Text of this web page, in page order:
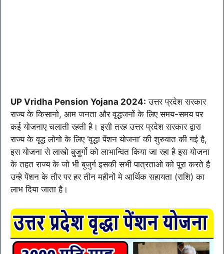
UP Vridha Pension Yojana 2024: उत्तर प्रदेश सरकार
राज्य के किसानो, आम जनता और वृद्धजनों के लिए समय-समय पर
कई योजनाए चलाती रहती है। इसी तरह उत्तर प्रदेश सरकार द्वारा
राज्य के वृद्ध लोगो के लिए ‘वृद्धा पेंशन योजना’ की शुरुवात की गई है,
इस योजना से लाखो बुजुर्गो को लाभान्वित किया जा रहा है इस योजना
के तहत राज्य के जो भी बुजुर्ग इसकी सभी पात्रताओ को पूरा करते है
उन्हे पेंशन के तौर पर हर तीन महीनों मे आर्थिक सहायता (राशि) का
लाभ दिया जाता है।